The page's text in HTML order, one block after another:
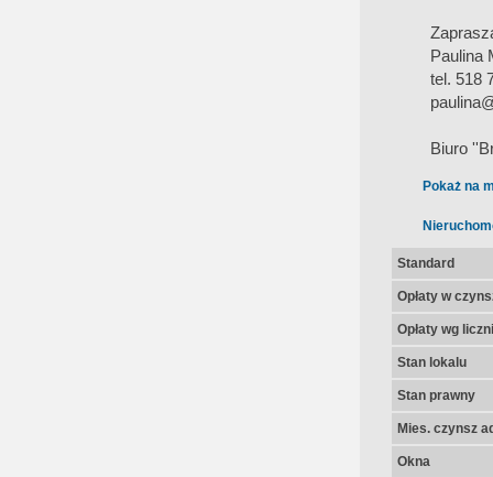
Paulina
tel. 518
Biuro
Pokaż na
Standard
Opłaty w
Opłaty wg
Stan lokalu
Stan prawny
Mies. czynsz
Okna